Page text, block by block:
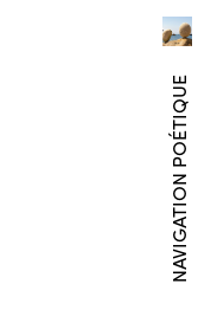
NAVIGATION POÉTIQUE